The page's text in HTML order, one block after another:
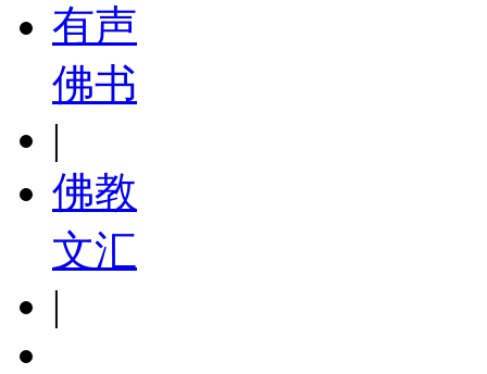
有声
佛书
|
佛教
文汇
|